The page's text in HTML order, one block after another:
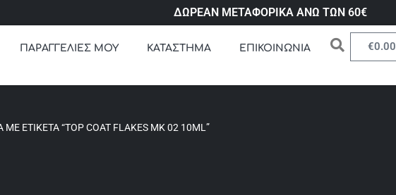
ΔΩΡΕΑΝ ΜΕΤΑΦΟΡΙΚΑ ΑΝΩ ΤΩΝ 60€
ΠΑΡΑΓΓΕΛΙΕΣ ΜΟΥ ΚΑΤΑΣΤΗΜΑ ΕΠΙΚΟΙΝΩΝΙΑ €0.00
ΕΤΙΚΈΤΑ “TOP COAT FLAKES MK 02 10ML”